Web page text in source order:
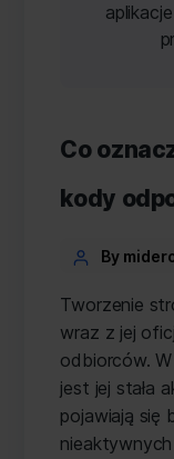
Co
kody
Categories
PostBy
Tworzenie
wraz z jej
odbiorców.
jest jej stała
pojawiają się